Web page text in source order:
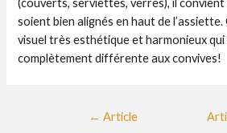
(couverts, serviettes, verres), il
soient bien alignés en haut de
visuel très esthétique et harmonieux
complètement différente aux convives!
← Article